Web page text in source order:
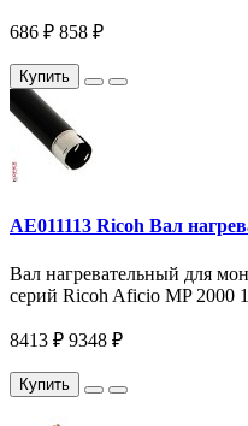
686 ₽ 858 ₽
Купить
AE011113 Ricoh Вал
Вал нагревательный для
серий Ricoh Aficio MP 2000
8413 ₽ 9348 ₽
Купить